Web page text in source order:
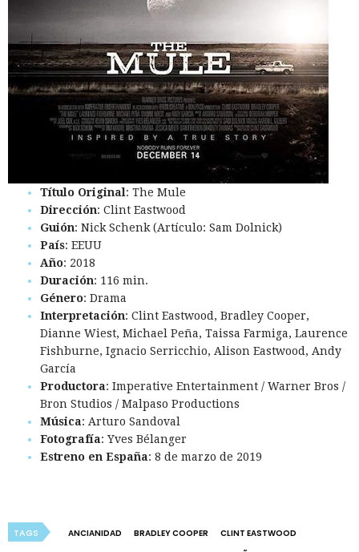
Título Original: The Mule
Dirección: Clint Eastwood
Guión: Nick Schenk (Artículo: Sam Dolnick)
País: EEUU
Año: 2018
Duración: 116 min.
Género: Drama
Interpretación: Clint Eastwood, Bradley Cooper,
Dianne Wiest, Michael Peña, Taissa Farmiga, Laurence
Fishburne, Ignacio Serricchio, Alison Eastwood, Andy
García
Productora: Imperative Entertainment / Warner Bros /
Bron Studios / Malpaso Productions
Música: Arturo Sandoval
Fotografía: Yves Bélanger
Estreno en España: 8 de marzo de 2019
TAGS ANCIANIDAD BRADLEY COOPER
CLINT EASTWOOD